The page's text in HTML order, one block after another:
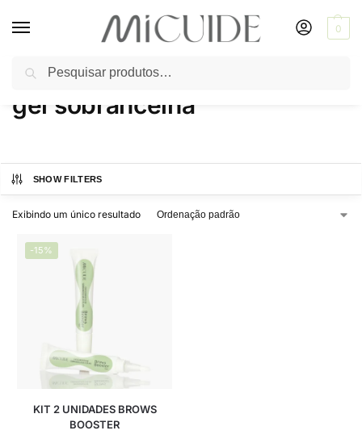
0
Início Produtos marcados com a tag “gel sobrancelha”
gel sobrancelha
SHOW FILTERS
Exibindo um único resultado
-15%
KIT 2 UNIDADES BROWS
BOOSTER